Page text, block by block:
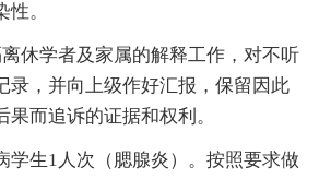
。
学者及家属的解释工作，对不听
录，并向上级作好汇报，保留因此
而追诉的证据和权利。
生1人次（腮腺炎）。按照要求做